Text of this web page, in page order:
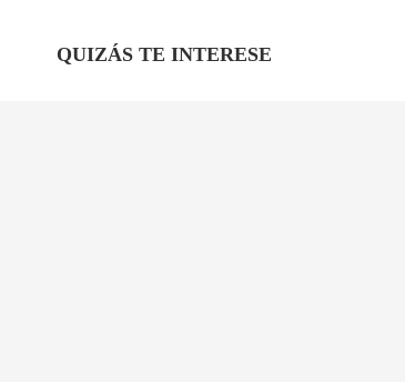
QUIZÁS TE INTERESE